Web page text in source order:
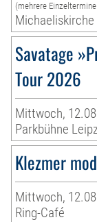
(mehrere
Michaeliskirche
Savatage
Tour 2026
Mittwoch,
Parkbühne
Klezmer
Mittwoch,
Ring-Café